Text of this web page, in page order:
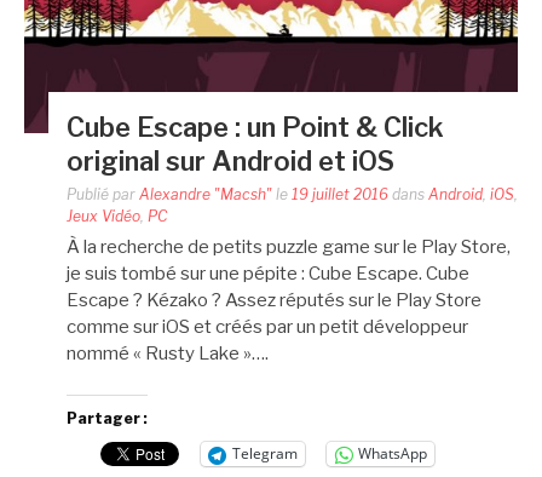
Cube Escape : un Point & Click
original sur Android et iOS
Publié par Alexandre "Macsh" le 19 juillet 2016 dans Android, iOS,
Jeux Vidéo, PC
À la recherche de petits puzzle game sur le Play Store,
je suis tombé sur une pépite : Cube Escape. Cube
Escape ? Kézako ? Assez réputés sur le Play Store
comme sur iOS et créés par un petit développeur
nommé « Rusty Lake »….
Partager :
Telegram WhatsApp